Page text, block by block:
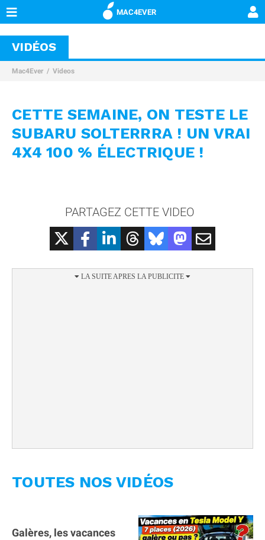
MAC4EVER
VIDÉOS
Mac4Ever Videos
CETTE SEMAINE, ON TESTE LE
SUBARU SOLTERRRA ! UN VRAI
4X4 100 % ÉLECTRIQUE !
PARTAGEZ CETTE VIDEO
TOUTES NOS VIDÉOS
Galères, les vacances